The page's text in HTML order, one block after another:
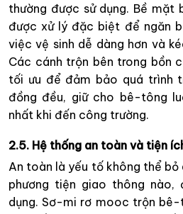
thường được sử dụng. Bề mặt
được xử lý đặc biệt để ngăn
việc vệ sinh dễ dàng hơn và
Các cánh trộn bên trong bồn
tối ưu để đảm bảo quá trình
đồng đều, giữ cho bê-tông
nhất khi đến công trường.
2.5. Hệ thống an toàn và tiện
An toàn là yếu tố không thể
phương tiện giao thông nào,
dụng. Sơ-mi rơ mooc trộn